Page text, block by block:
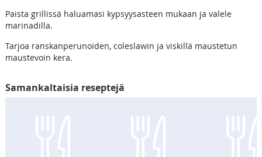
Paista grillissä haluamasi kypsyysasteen mukaan ja valele
marinadilla.
Tarjoa ranskanperunoiden, coleslawin ja viskillä maustetun
maustevoin kera.
Samankaltaisia reseptejä